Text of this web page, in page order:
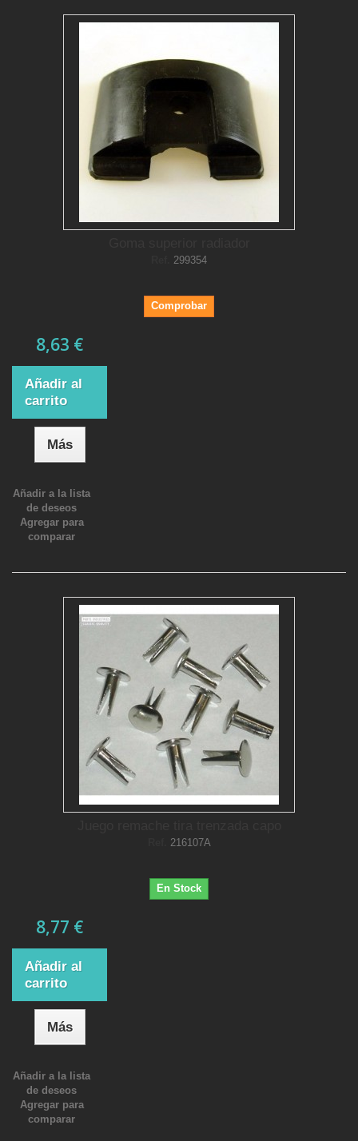
299354
Comprobar
8,63 €
Añadir al
carrito
Más
Añadir a la lista
de deseos
Agregar para
comparar
216107A
En Stock
8,77 €
Añadir al
carrito
Más
Añadir a la lista
de deseos
Agregar para
comparar